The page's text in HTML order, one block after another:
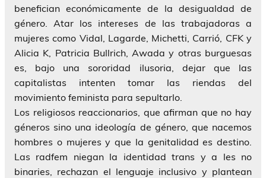
benefician económicamente de la desigualdad de
género. Atar los intereses de las trabajadoras a
mujeres como Vidal, Lagarde, Michetti, Carrió, CFK y
Alicia K, Patricia Bullrich, Awada y otras burguesas
es, bajo una sororidad ilusoria, dejar que las
capitalistas intenten tomar las riendas del
movimiento feminista para sepultarlo.
Los religiosos reaccionarios, que afirman que no hay
géneros sino una ideología de género, que nacemos
hombres o mujeres y que la genitalidad es destino.
Las radfem niegan la identidad trans y a les no
binaries, rechazan el lenguaje inclusivo y plantean